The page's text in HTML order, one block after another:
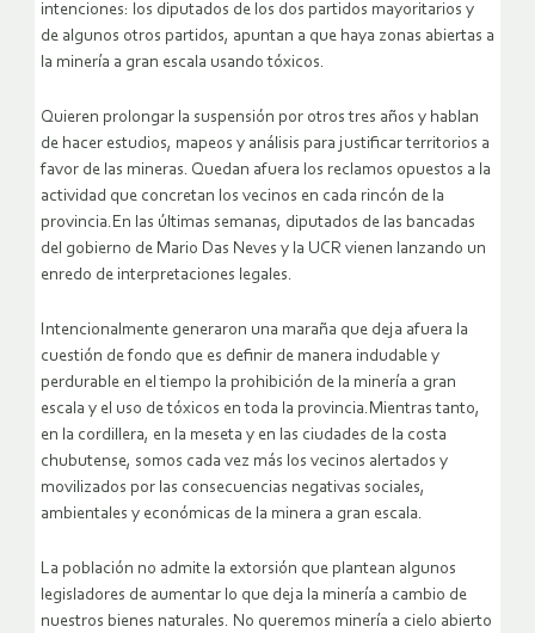
intenciones: los diputados de los dos partidos mayoritarios y
de algunos otros partidos, apuntan a que haya zonas abiertas a
la minería a gran escala usando tóxicos.
Quieren prolongar la suspensión por otros tres años y hablan
de hacer estudios, mapeos y análisis para justificar territorios a
favor de las mineras. Quedan afuera los reclamos opuestos a la
actividad que concretan los vecinos en cada rincón de la
provincia.En las últimas semanas, diputados de las bancadas
del gobierno de Mario Das Neves y la UCR vienen lanzando un
enredo de interpretaciones legales.
Intencionalmente generaron una maraña que deja afuera la
cuestión de fondo que es definir de manera indudable y
perdurable en el tiempo la prohibición de la minería a gran
escala y el uso de tóxicos en toda la provincia.Mientras tanto,
en la cordillera, en la meseta y en las ciudades de la costa
chubutense, somos cada vez más los vecinos alertados y
movilizados por las consecuencias negativas sociales,
ambientales y económicas de la minera a gran escala.
La población no admite la extorsión que plantean algunos
legisladores de aumentar lo que deja la minería a cambio de
nuestros bienes naturales. No queremos minería a cielo abierto